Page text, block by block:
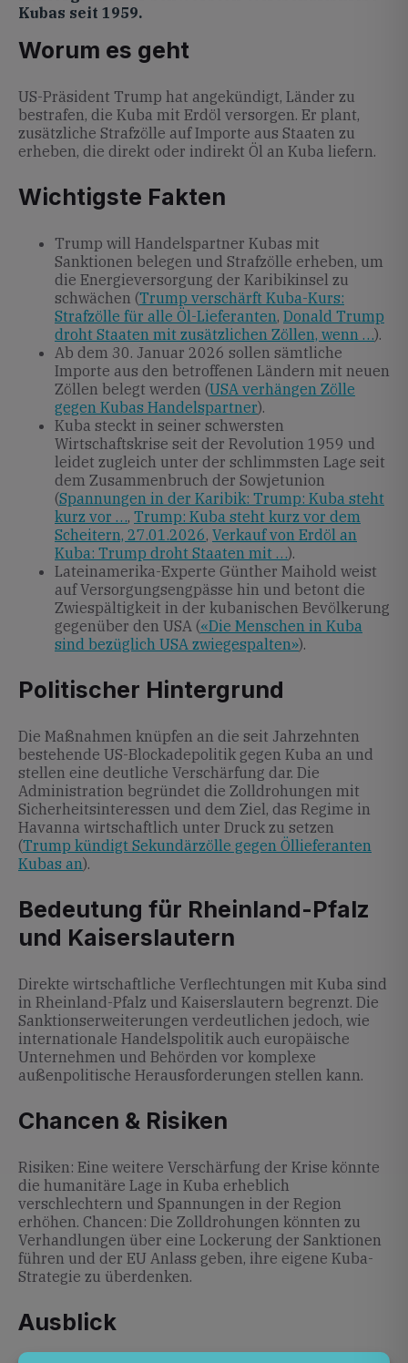
Kubas seit 1959.
Worum es geht
US-Präsident Trump hat angekündigt, Länder zu
bestrafen, die Kuba mit Erdöl versorgen. Er plant,
zusätzliche Strafzölle auf Importe aus Staaten zu
erheben, die direkt oder indirekt Öl an Kuba liefern.
Wichtigste Fakten
Trump will Handelspartner Kubas mit
Sanktionen belegen und Strafzölle erheben, um
die Energieversorgung der Karibikinsel zu
schwächen (Trump verschärft Kuba-Kurs:
Strafzölle für alle Öl-Lieferanten, Donald Trump
droht Staaten mit zusätzlichen Zöllen, wenn …).
Ab dem 30. Januar 2026 sollen sämtliche
Importe aus den betroffenen Ländern mit neuen
Zöllen belegt werden (USA verhängen Zölle
gegen Kubas Handelspartner).
Kuba steckt in seiner schwersten
Wirtschaftskrise seit der Revolution 1959 und
leidet zugleich unter der schlimmsten Lage seit
dem Zusammenbruch der Sowjetunion
(Spannungen in der Karibik: Trump: Kuba steht
kurz vor …, Trump: Kuba steht kurz vor dem
Scheitern, 27.01.2026, Verkauf von Erdöl an
Kuba: Trump droht Staaten mit …).
Lateinamerika-Experte Günther Maihold weist
auf Versorgungsengpässe hin und betont die
Zwiespältigkeit in der kubanischen Bevölkerung
gegenüber den USA («Die Menschen in Kuba
sind bezüglich USA zwiegespalten»).
Politischer Hintergrund
Die Maßnahmen knüpfen an die seit Jahrzehnten
bestehende US-Blockadepolitik gegen Kuba an und
stellen eine deutliche Verschärfung dar. Die
Administration begründet die Zolldrohungen mit
Sicherheitsinteressen und dem Ziel, das Regime in
Havanna wirtschaftlich unter Druck zu setzen
(Trump kündigt Sekundärzölle gegen Öllieferanten
Kubas an).
Bedeutung für Rheinland-Pfalz
und Kaiserslautern
Direkte wirtschaftliche Verflechtungen mit Kuba sind
in Rheinland-Pfalz und Kaiserslautern begrenzt. Die
Sanktionserweiterungen verdeutlichen jedoch, wie
internationale Handelspolitik auch europäische
Unternehmen und Behörden vor komplexe
außenpolitische Herausforderungen stellen kann.
Chancen & Risiken
Risiken: Eine weitere Verschärfung der Krise könnte
die humanitäre Lage in Kuba erheblich
verschlechtern und Spannungen in der Region
erhöhen. Chancen: Die Zolldrohungen könnten zu
Verhandlungen über eine Lockerung der Sanktionen
führen und der EU Anlass geben, ihre eigene Kuba-
Strategie zu überdenken.
Ausblick